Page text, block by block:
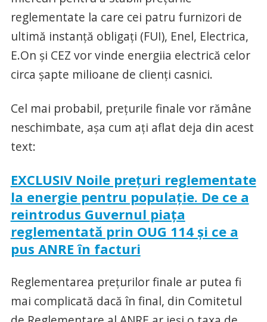
reglementate la care cei patru furnizori de
ultimă instanţă obligaţi (FUI), Enel, Electrica,
E.On şi CEZ vor vinde energiia electrică celor
circa şapte milioane de clienţi casnici.
Cel mai probabil, preţurile finale vor rămâne
neschimbate, aşa cum aţi aflat deja din acest
text:
EXCLUSIV Noile preţuri reglementate
la energie pentru populaţie. De ce a
reintrodus Guvernul piaţa
reglementată prin OUG 114 şi ce a
pus ANRE în facturi
Reglementarea preţurilor finale ar putea fi
mai complicată dacă în final, din Comitetul